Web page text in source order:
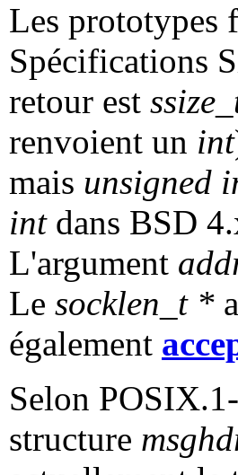
Les prototypes
Spécifications
retour est
renvoient un int
mais unsigned
intdans BSD
L'argument
Le socklen_t *
également
Selon
structure